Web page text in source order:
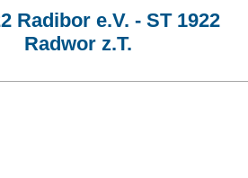
Radibor e.V. - ST 1922
Radwor z.T.